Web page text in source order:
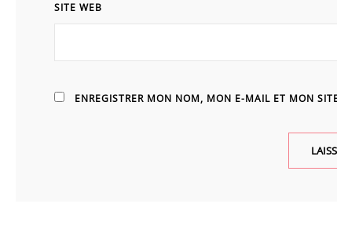
SITE WEB
ENREGISTRER MON NOM, MON E-MAIL ET MON